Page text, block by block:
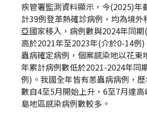
疾管署監測資料顯示，今(2025)年
計39例登革熱確診病例，均為境外
亞國家移入，病例數與2024年同
高於2021年至2023年(介於0-14例
蟲病確定病例，個案感染地以花東
年累計病例數低於2021-2024年同
例)。我國全年皆有恙蟲病病例，
數自4至5月開始上升，6至7月達
島地區感染病例數較多。